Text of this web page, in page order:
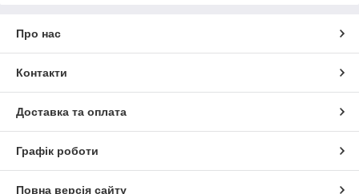
Про нас
Контакти
Доставка та оплата
Графік роботи
Повна версія сайту